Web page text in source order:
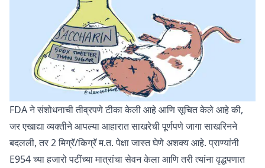
FDA ने संशोधनाची तीव्रपणे टीका केली आहे आणि सूचित केले आहे की,
जर एखाद्या व्यक्तीने आपल्या आहारात साखरेची पूर्णपणे जागा साखरिनने
बदलली, तर 2 मिग्रॅ/किग्रॅ म.त. पेक्षा जास्त घेणे अशक्य आहे. प्राण्यांनी
E954 च्या हजारो पटींच्या मात्रांचा सेवन केला आणि तरी त्यांना वृद्धपणात